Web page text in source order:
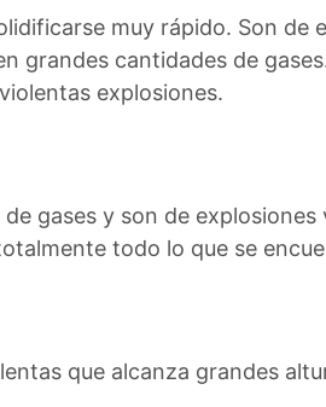
muy rápido. Son de
grandes cantidades de
explosiones.
gases y son de
todo lo que se
que alcanza grandes